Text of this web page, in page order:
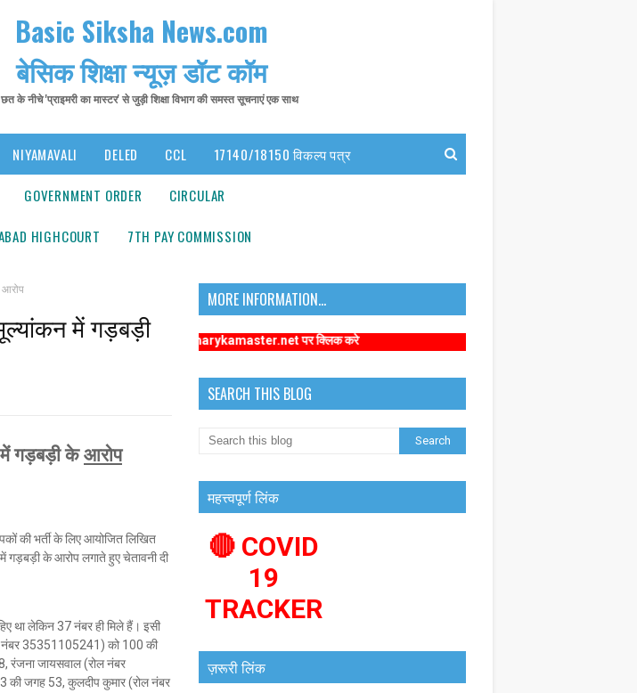
Basic Siksha News.com
बेसिक शिक्षा न्यूज़ डॉट कॉम
के नीचे 'प्राइमरी का मास्टर' से जुड़ी शिक्षा विभाग की समस्त सूचनाएं एक साथ
NIYAMAVALI DELED CCL 17140/18150 विकल्प पत्र
GOVERNMENT ORDER CIRCULAR
HIGHCOURT 7TH PAY COMMISSION
आरोप
में गड़बड़ी
गड़बड़ी केआरोप
की भर्ती के लिए आयोजित लिखित
गड़बड़ी के आरोप लगाते हुए चेतावनी दी
था लेकिन 37 नंबर ही मिले हैं। इसी
नंबर 35351105241) को 100 की
रंजना जायसवाल (रोल नंबर
जगह 53, कुलदीप कुमार (रोल नंबर
MORE INFORMATION...
लिए कृपया https://www.primarykamaster.net पर क्लिक करे
SEARCH THIS BLOG
महत्त्वपूर्ण लिंक
🔴 COVID
19
TRACKER
ज़रूरी लिंक